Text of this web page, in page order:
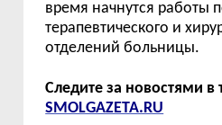
время начнутся работы
терапевтического и
отделений больницы.
Следите за новостями в
SMOLGAZETA.RU